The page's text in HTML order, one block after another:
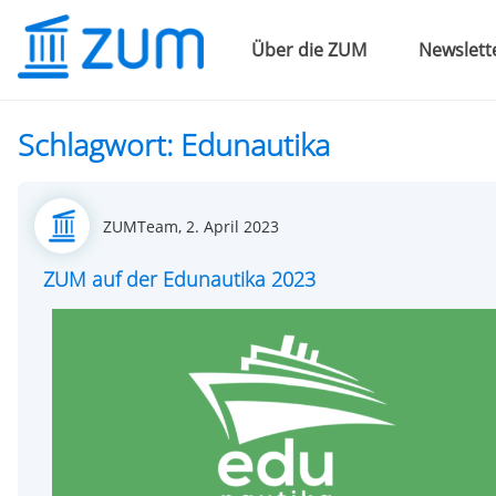
Über die ZUM
Schlagwort: Edunautika
ZUMTeam, Posted
2. April 2023
ZUM auf der Edunautika 2023